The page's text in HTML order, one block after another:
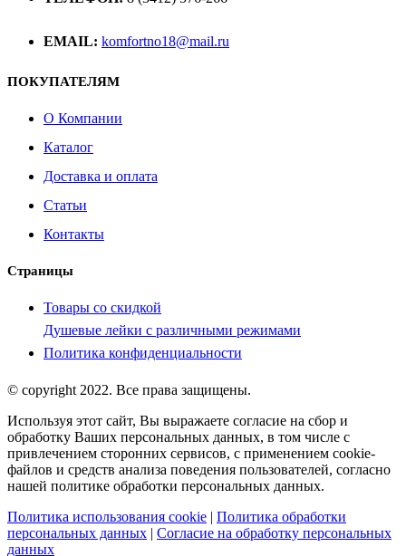
EMAIL: komfortno18@mail.ru
ПОКУПАТЕЛЯМ
О Компании
Каталог
Доставка и оплата
Статьи
Контакты
Страницы
Товары со скидкой
Душевые лейки с различными режимами
Политика конфиденциальности
© copyright 2022. Все права защищены.
Используя этот сайт, Вы выражаете согласие на сбор и
обработку Ваших персональных данных, в том числе с
привлечением сторонних сервисов, с применением cookie-
файлов и средств анализа поведения пользователей, согласно
нашей политике обработки персональных данных.
Политика использования cookie | Политика обработки
персональных данных | Согласие на обработку персональных
данных